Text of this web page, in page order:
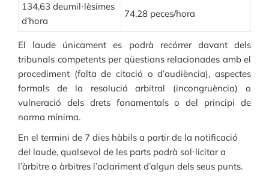
134,63 deumil·lèsimes
d’hora
74,28 peces/hora
El laude únicament es podrà recórrer davant dels
tribunals competents per qüestions relacionades amb el
procediment (falta de citació o d’audiència), aspectes
formals de la resolució arbitral (incongruència) o
vulneració dels drets fonamentals o del principi de
norma mínima.
En el termini de 7 dies hàbils a partir de la notificació
del laude, qualsevol de les parts podrà sol·licitar a
l’àrbitre o àrbitres l’aclariment d’algun dels seus punts.